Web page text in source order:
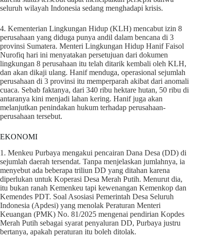
seluruh wilayah Indonesia sedang menghadapi krisis.
4. Kementerian Lingkungan Hidup (KLH) mencabut izin 8
perusahaan yang diduga punya andil dalam bencana di 3
provinsi Sumatera. Menteri Lingkungan Hidup Hanif Faisol
Nurofiq hari ini menyatakan persetujuan dari dokumen
lingkungan 8 perusahaan itu telah ditarik kembali oleh KLH,
dan akan dikaji ulang. Hanif menduga, operasional sejumlah
perusahaan di 3 provinsi itu memperparah akibat dari anomali
cuaca. Sebab faktanya, dari 340 ribu hektare hutan, 50 ribu di
antaranya kini menjadi lahan kering. Hanif juga akan
melanjutkan penindakan hukum terhadap perusahaan-
perusahaan tersebut.
EKONOMI
1. Menkeu Purbaya mengakui pencairan Dana Desa (DD) di
sejumlah daerah tersendat. Tanpa menjelaskan jumlahnya, ia
menyebut ada beberapa triliun DD yang ditahan karena
diperlukan untuk Koperasi Desa Merah Putih. Menurut dia,
itu bukan ranah Kemenkeu tapi kewenangan Kemenkop dan
Kemendes PDT. Soal Asosiasi Pemerintah Desa Seluruh
Indonesia (Apdesi) yang menolak Peraturan Menteri
Keuangan (PMK) No. 81/2025 mengenai pendirian Kopdes
Merah Putih sebagai syarat penyaluran DD, Purbaya justru
bertanya, apakah peraturan itu boleh ditolak.